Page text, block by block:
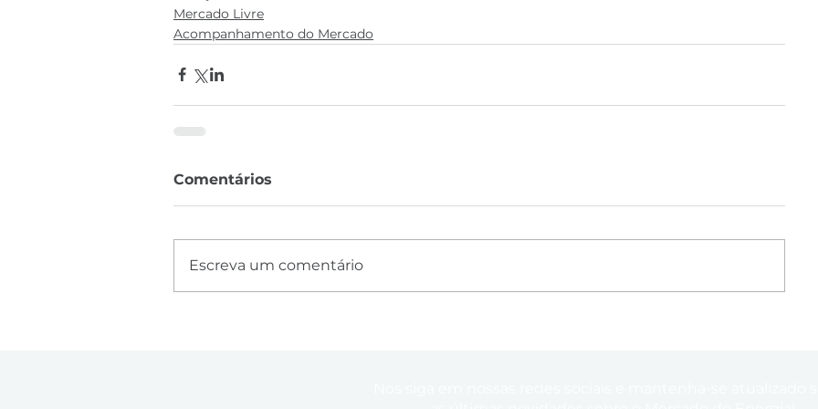
Mercado Livre
Acompanhamento do Mercado
Comentários
Escreva um comentário